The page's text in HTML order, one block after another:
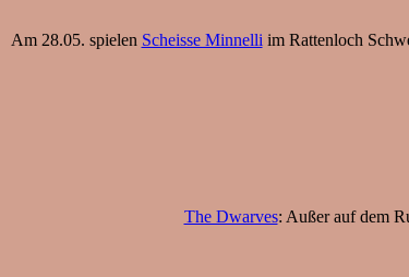
Am 28.05. spielen Scheisse Minnelli im Rattenloch
The Dwarves: Außer auf dem